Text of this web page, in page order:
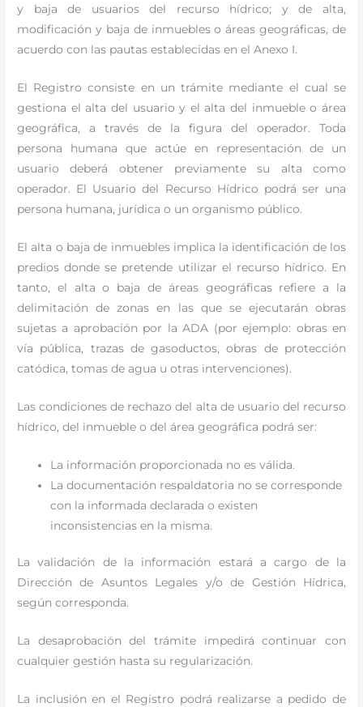
y baja de usuarios del recurso hídrico; y de alta,
modificación y baja de inmuebles o áreas geográficas, de
acuerdo con las pautas establecidas en el Anexo I.
El Registro consiste en un trámite mediante el cual se
gestiona el alta del usuario y el alta del inmueble o área
geográfica, a través de la figura del operador. Toda
persona humana que actúe en representación de un
usuario deberá obtener previamente su alta como
operador. El Usuario del Recurso Hídrico podrá ser una
persona humana, jurídica o un organismo público.
El alta o baja de inmuebles implica la identificación de los
predios donde se pretende utilizar el recurso hídrico. En
tanto, el alta o baja de áreas geográficas refiere a la
delimitación de zonas en las que se ejecutarán obras
sujetas a aprobación por la ADA (por ejemplo: obras en
vía pública, trazas de gasoductos, obras de protección
catódica, tomas de agua u otras intervenciones).
Las condiciones de rechazo del alta de usuario del recurso
hídrico, del inmueble o del área geográfica podrá ser:
La información proporcionada no es válida.
La documentación respaldatoria no se corresponde
con la informada declarada o existen
inconsistencias en la misma.
La validación de la información estará a cargo de la
Dirección de Asuntos Legales y/o de Gestión Hídrica,
según corresponda.
La desaprobación del trámite impedirá continuar con
cualquier gestión hasta su regularización.
La inclusión en el Registro podrá realizarse a pedido de